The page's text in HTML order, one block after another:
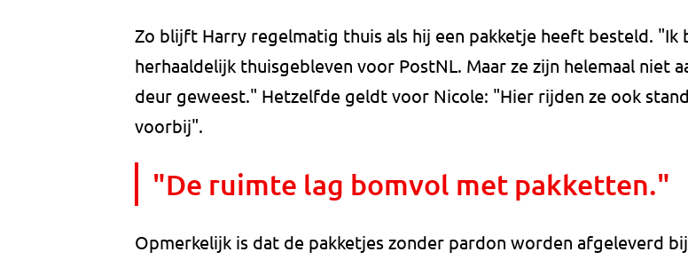
Zo blijft Harry regelmatig thuis als hij een pakketje heeft besteld. "Ik
herhaaldelijk thuisgebleven voor PostNL. Maar ze zijn helemaal niet
deur geweest." Hetzelfde geldt voor Nicole: "Hier rijden ze ook
voorbij".
"De ruimte lag bomvol met pakketten."
Opmerkelijk is dat de pakketjes zonder pardon worden afgeleverd